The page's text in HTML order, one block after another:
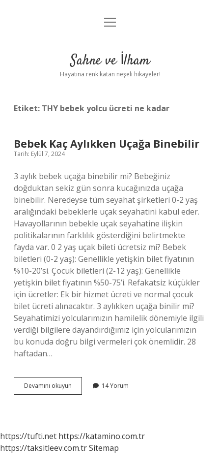
Anasayfa
Yasal Uyarı
menüyü
Sahne ve İlham
Hayatına renk katan neşeli hikayeler!
Etiket: THY bebek yolcu ücreti ne kadar
Bebek Kaç Aylıkken Uçağa Binebilir
Tarih: Eylül 7, 2024
3 aylık bebek uçağa binebilir mi? Bebeğiniz
doğduktan sekiz gün sonra kucağınızda uçağa
binebilir. Neredeyse tüm seyahat şirketleri 0-2 yaş
aralığındaki bebeklerle uçak seyahatini kabul eder.
Havayollarının bebekle uçak seyahatine ilişkin
politikalarının farklılık gösterdiğini belirtmekte
fayda var. 0 2 yaş uçak bileti ücretsiz mi? Bebek
biletleri (0-2 yaş): Genellikle yetişkin bilet fiyatının
%10-20’si. Çocuk biletleri (2-12 yaş): Genellikle
yetişkin bilet fiyatının %50-75’i. Refakatsiz küçükler
için ücretler: Ek bir hizmet ücreti ve normal çocuk
bilet ücreti alınacaktır. 3 aylıkken uçağa binilir mi?
Seyahatimizi yolcularımızın hamilelik dönemiyle ilgili
verdiği bilgilere dayandırdığımız için yolcularımızın
bu konuda doğru bilgi vermeleri çok önemlidir. 28
haftadan…
Devamını okuyun
Kaç
14 Yorum
https://tufti.net https://katamino.com.tr
https://taksitleev.com.trSitemap